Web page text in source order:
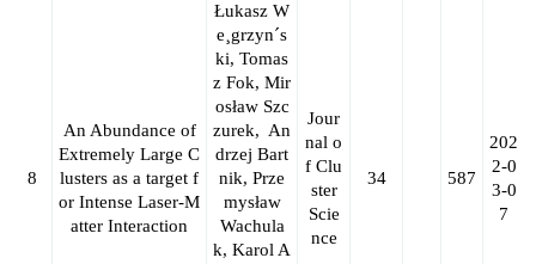
8
An Abundance of
Extremely Large C
lusters as a target f
or Intense Laser-M
atter Interaction
Łukasz W
e¸grzyn´s
ki, Tomas
z Fok, Mir
osław Szc
zurek, An
drzej Bart
nik, Prze
mysław
Wachula
k, Karol A
Jour
nal o
f Clu
ster
Scie
nce
34 587
202
2-0
3-0
7